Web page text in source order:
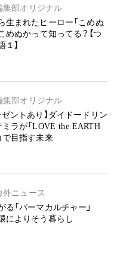
集部オリジナル
生まれたヒーロー「こめぬ
めぬかって知ってる？【つ
】
集部オリジナル
ゼントあり】ダイドードリン
ラが「LOVE the EARTH
で目指す未来
外ニュース
る「パーマカルチャー」
によりそう暮らし